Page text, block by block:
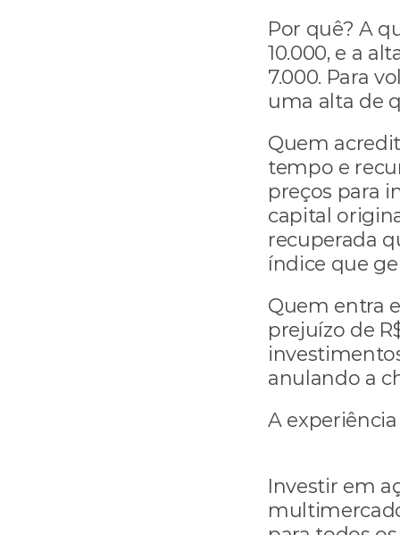
Por quê? A
10.000, e a
7.000. Para
uma alta de
Quem
tempo e
preços para
capital
recuperada
índice que
Quem entra
prejuízo de
anulando a
A
Investir em